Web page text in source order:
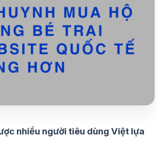
nhiều người tiêu dùng Việt lựa